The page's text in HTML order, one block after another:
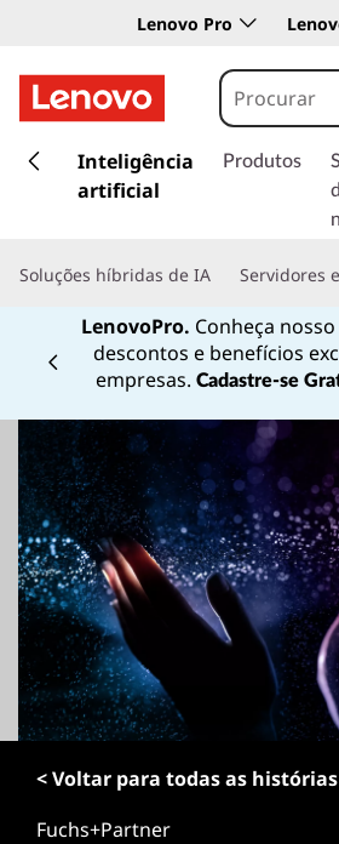
Lenovo Pro
a
r
c
o
n
t
e
ú
d
o
p
r
i
n
c
Inteligência
artificial
Produtos
Soluções híbridas de IA Servidores
LenovoPro. Conheça
descontos e benefícios
empresas. Cadastre-se
< Voltar para todas as
Fuchs+Partner